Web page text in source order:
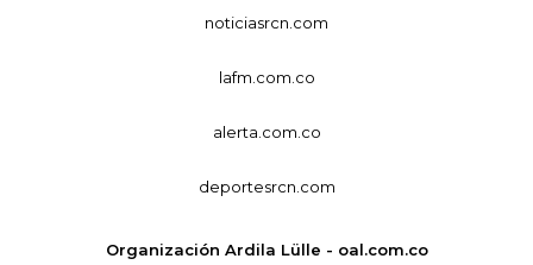
noticiasrcn.com
lafm.com.co
alerta.com.co
deportesrcn.com
Organización Ardila Lülle - oal.com.co